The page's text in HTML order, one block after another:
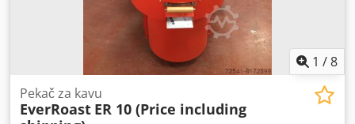
1 /8
Pekač za kavu
EverRoast ER 10 (Price including